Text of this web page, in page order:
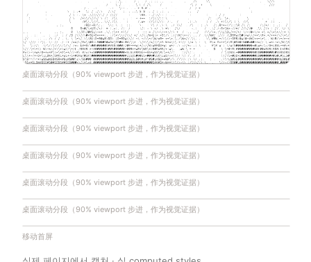
桌面滚动分段（90% viewport 步进，作为视觉证据）